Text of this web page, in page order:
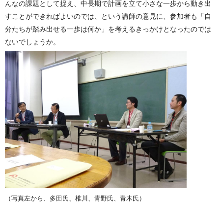
んなの課題として捉え、中長期で計画を立て小さな一歩から動き出
すことができればよいのでは、という講師の意見に、参加者も「自
分たちが踏み出せる一歩は何か」を考えるきっかけとなったのでは
ないでしょうか。
（写真左から、多田氏、椎川、青野氏、青木氏）